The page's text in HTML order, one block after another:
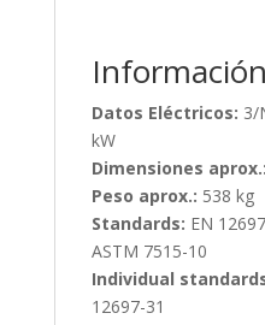
Datos Eléctricos: 3/
kW
Dimensiones aprox.:
Peso aprox.: 538 kg
Standards: EN
ASTM 7515-10
Individual
12697-31